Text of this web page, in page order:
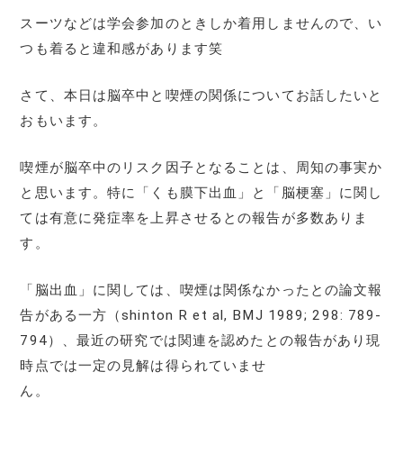
スーツなどは学会参加のときしか着用しませんので、い
つも着ると違和感があります笑
さて、本日は脳卒中と喫煙の関係についてお話したいと
おもいます。
喫煙が脳卒中のリスク因子となることは、周知の事実か
と思います。特に「くも膜下出血」と「脳梗塞」に関し
ては有意に発症率を上昇させるとの報告が多数ありま
す。
「脳出血」に関しては、喫煙は関係なかったとの論文報
告がある一方（shinton R et al, BMJ 1989; 298: 789-
794）、最近の研究では関連を認めたとの報告があり現
時点では一定の見解は得られていませ
ん。